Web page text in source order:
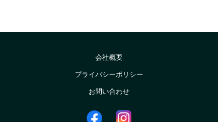
会社概要
プライバシーポリシー
お問い合わせ